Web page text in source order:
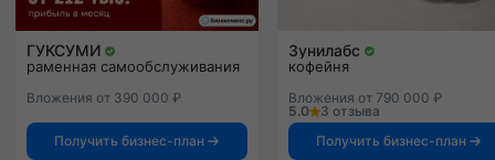
ГУКСУМИ
раменная самообслуживания
Вложения от 390 000 ₽
Получить бизнес-план
Зунилабс
кофейня
Вложения от 790 000 ₽
5.0
3 отзыва
Получить бизнес-план